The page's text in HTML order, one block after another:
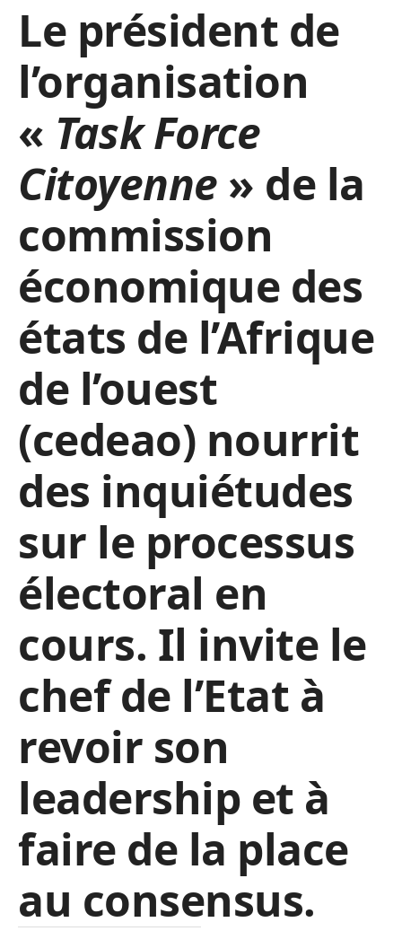
Le président de
l’organisation
« Task Force
Citoyenne » de la
commission
économique des
états de l’Afrique
de l’ouest
(cedeao) nourrit
des inquiétudes
sur le processus
électoral en
cours. Il invite le
chef de l’Etat à
revoir son
leadership et à
faire de la place
au consensus.